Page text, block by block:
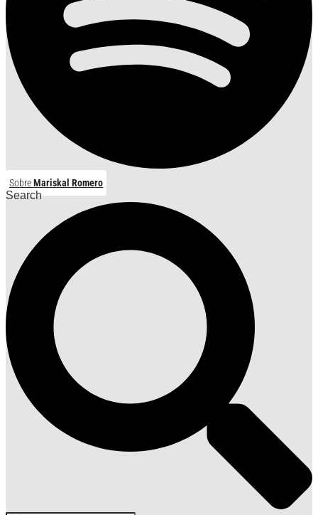
SobreMariskal Romero
Search